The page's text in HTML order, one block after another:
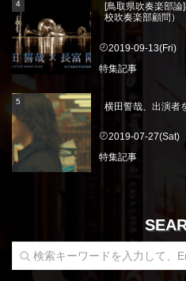
[鳥取県吹奏楽部
校吹奏楽部顧問）
2019-09-13(Fri)
特集記事
横田誓哉、出演者
2019-07-27(Sat)
特集記事